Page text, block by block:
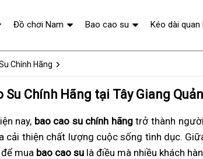
Chính Hãng
Su Chính Hãng tại Tây Giang
nay, bao cao su chính hãngtrở thành người
cải thiện chất lượng cuộc sống tình dục.
mua bao cao su là điều mà nhiều khách
Đồ chơi Nam Bao cao su Kéo dài quan